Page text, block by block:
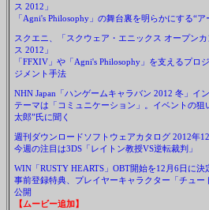
ス 2012」
「Agni's Philosophy」の舞台裏を明らかにする“ア
スクエニ、「スクウェア・エニックス オープン
ス 2012」
「FFXIV」や「Agni's Philosophy」を支えるプロ
ジメント手法
NHN Japan「ハンゲームキャラバン 2012 冬」イ
テーマは「コミュニケーション」。イベントの狙
太郎”氏に聞く
週刊ダウンロードソフトウェアカタログ 2012年
今週の注目は3DS「レイトン教授VS逆転裁判」
WIN「RUSTY HEARTS」OBT開始を12月6日に決
事前登録特典、プレイヤーキャラクター「チュー
公開
【ムービー追加】